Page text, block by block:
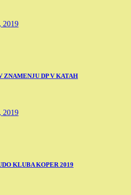
2019
ZNAMENJU DP V KATAH
2019
KLUBA KOPER 2019